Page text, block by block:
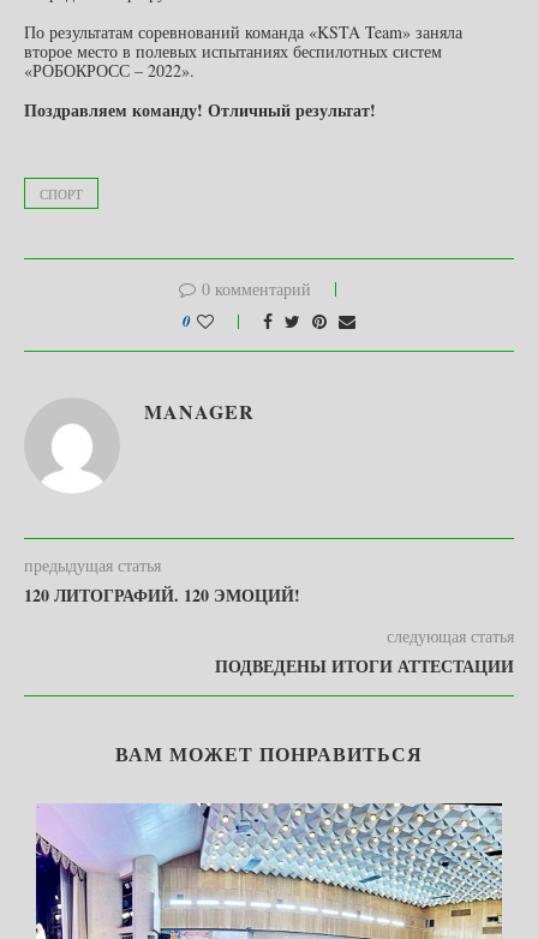
По результатам соревнований команда «KSTA Team» заняла
второе место в полевых испытаниях беспилотных систем
«РОБОКРОСС – 2022».
Поздравляем команду! Отличный результат!
СПОРТ
0 комментарий
0
MANAGER
предыдущая статья
120 ЛИТОГРАФИЙ. 120 ЭМОЦИЙ!
следующая статья
ПОДВЕДЕНЫ ИТОГИ АТТЕСТАЦИИ
ВАМ МОЖЕТ ПОНРАВИТЬСЯ